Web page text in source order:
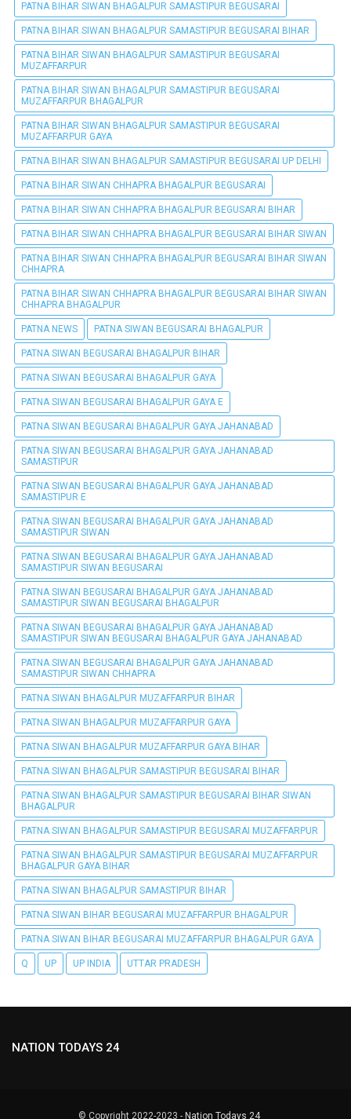
PATNA BIHAR SIWAN BHAGALPUR SAMASTIPUR BEGUSARAI
PATNA BIHAR SIWAN BHAGALPUR SAMASTIPUR BEGUSARAI BIHAR
PATNA BIHAR SIWAN BHAGALPUR SAMASTIPUR BEGUSARAI
MUZAFFARPUR
PATNA BIHAR SIWAN BHAGALPUR SAMASTIPUR BEGUSARAI
MUZAFFARPUR BHAGALPUR
PATNA BIHAR SIWAN BHAGALPUR SAMASTIPUR BEGUSARAI
MUZAFFARPUR GAYA
PATNA BIHAR SIWAN BHAGALPUR SAMASTIPUR BEGUSARAI UP DELHI
PATNA BIHAR SIWAN CHHAPRA BHAGALPUR BEGUSARAI
PATNA BIHAR SIWAN CHHAPRA BHAGALPUR BEGUSARAI BIHAR
PATNA BIHAR SIWAN CHHAPRA BHAGALPUR BEGUSARAI BIHAR SIWAN
PATNA BIHAR SIWAN CHHAPRA BHAGALPUR BEGUSARAI BIHAR SIWAN
CHHAPRA
PATNA BIHAR SIWAN CHHAPRA BHAGALPUR BEGUSARAI BIHAR SIWAN
CHHAPRA BHAGALPUR
PATNA NEWS PATNA SIWAN BEGUSARAI BHAGALPUR
PATNA SIWAN BEGUSARAI BHAGALPUR BIHAR
PATNA SIWAN BEGUSARAI BHAGALPUR GAYA
PATNA SIWAN BEGUSARAI BHAGALPUR GAYA E
PATNA SIWAN BEGUSARAI BHAGALPUR GAYA JAHANABAD
PATNA SIWAN BEGUSARAI BHAGALPUR GAYA JAHANABAD
SAMASTIPUR
PATNA SIWAN BEGUSARAI BHAGALPUR GAYA JAHANABAD
SAMASTIPUR E
PATNA SIWAN BEGUSARAI BHAGALPUR GAYA JAHANABAD
SAMASTIPUR SIWAN
PATNA SIWAN BEGUSARAI BHAGALPUR GAYA JAHANABAD
SAMASTIPUR SIWAN BEGUSARAI
PATNA SIWAN BEGUSARAI BHAGALPUR GAYA JAHANABAD
SAMASTIPUR SIWAN BEGUSARAI BHAGALPUR
PATNA SIWAN BEGUSARAI BHAGALPUR GAYA JAHANABAD
SAMASTIPUR SIWAN BEGUSARAI BHAGALPUR GAYA JAHANABAD
PATNA SIWAN BEGUSARAI BHAGALPUR GAYA JAHANABAD
SAMASTIPUR SIWAN CHHAPRA
PATNA SIWAN BHAGALPUR MUZAFFARPUR BIHAR
PATNA SIWAN BHAGALPUR MUZAFFARPUR GAYA
PATNA SIWAN BHAGALPUR MUZAFFARPUR GAYA BIHAR
PATNA SIWAN BHAGALPUR SAMASTIPUR BEGUSARAI BIHAR
PATNA SIWAN BHAGALPUR SAMASTIPUR BEGUSARAI BIHAR SIWAN
BHAGALPUR
PATNA SIWAN BHAGALPUR SAMASTIPUR BEGUSARAI MUZAFFARPUR
PATNA SIWAN BHAGALPUR SAMASTIPUR BEGUSARAI MUZAFFARPUR
BHAGALPUR GAYA BIHAR
PATNA SIWAN BHAGALPUR SAMASTIPUR BIHAR
PATNA SIWAN BIHAR BEGUSARAI MUZAFFARPUR BHAGALPUR
PATNA SIWAN BIHAR BEGUSARAI MUZAFFARPUR BHAGALPUR GAYA
Q UP UP INDIA UTTAR PRADESH
NATION TODAYS 24
© Copyright 2022-2023 - Nation Todays 24